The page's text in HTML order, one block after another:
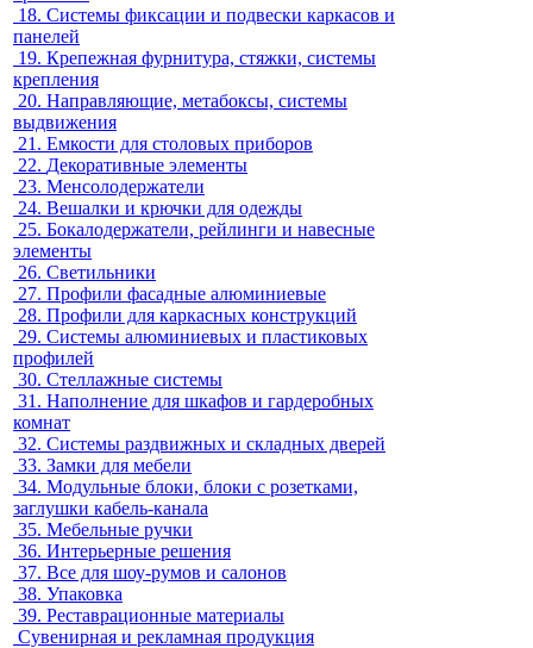
18. Системы фиксации и подвески каркасов и
панелей
19. Крепежная фурнитура, стяжки, системы
крепления
20. Направляющие, метабоксы, системы
выдвижения
21. Емкости для столовых приборов
22. Декоративные элементы
23. Менсолодержатели
24. Вешалки и крючки для одежды
25. Бокалодержатели, рейлинги и навесные
элементы
26. Светильники
27. Профили фасадные алюминиевые
28. Профили для каркасных конструкций
29. Системы алюминиевых и пластиковых
профилей
30. Стеллажные системы
31. Наполнение для шкафов и гардеробных
комнат
32. Системы раздвижных и складных дверей
33. Замки для мебели
34. Модульные блоки, блоки с розетками,
заглушки кабель-канала
35. Мебельные ручки
36. Интерьерные решения
37. Все для шоу-румов и салонов
38. Упаковка
39. Реставрационные материалы
Сувенирная и рекламная продукция